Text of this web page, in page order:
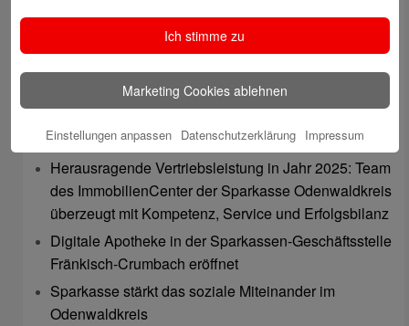
Auch per WhatsApp erreichbar!
Neueste Beiträge
Sparkassen Kino Open-Air-Sommer 2026 startet
Öffnungszeiten der Sparkasse zum Wiesenmarkt
Herausragende Vertriebsleistung in Jahr 2025: Team
des ImmobilienCenter der Sparkasse Odenwaldkreis
überzeugt mit Kompetenz, Service und Erfolgsbilanz
Digitale Apotheke in der Sparkassen-Geschäftsstelle
Fränkisch-Crumbach eröffnet
Sparkasse stärkt das soziale Miteinander im
Odenwaldkreis
Ich stimme zu
Marketing Cookies ablehnen
Einstellungen anpassen Datenschutzerklärung Impressum